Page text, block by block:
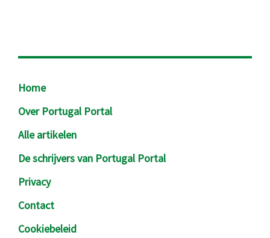
Footer
Home
Over Portugal Portal
Alle artikelen
De schrijvers van Portugal Portal
Privacy
Contact
Cookiebeleid